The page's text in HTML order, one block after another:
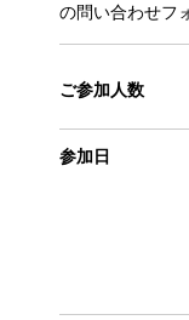
の問い合わせフ
ご参加人数
参加日